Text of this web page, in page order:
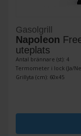
Gasolgrill
Napoleon
uteplats
Antal brännare (st): 4
Termometer i lock (Ja/
Grillyta (cm): 60x45